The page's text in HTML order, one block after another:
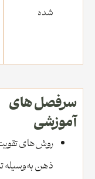
شده
سرفصل های
آموزشی
روش‌های
ذهن به‌وسیله